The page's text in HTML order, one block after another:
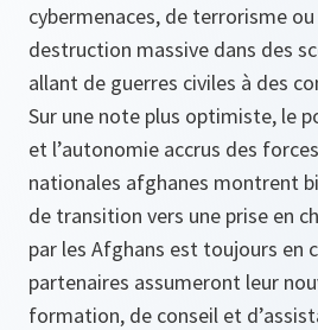
cybermenaces, de terrorisme ou
destruction massive dans des
allant de guerres civiles à des
Sur une note plus optimiste, le
et l’autonomie accrus des
nationales afghanes montrent
de transition vers une prise en
par les Afghans est toujours en
partenaires assumeront leur
formation, de conseil et